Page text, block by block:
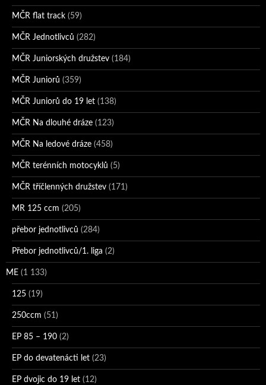
MČR flat track (59)
MČR Jednotlivců (282)
MČR Juniorských družstev (184)
MČR Juniorů (359)
MČR Juniorů do 19 let (138)
MČR Na dlouhé dráze (123)
MČR Na ledové dráze (458)
MČR terénních motocyklů (5)
MČR tříčlenných družstev (171)
MR 125 ccm (205)
přebor jednotlivců (284)
Přebor jednotlivců/1. liga (2)
ME (1 133)
125 (19)
250ccm (51)
EP 85 – 190 (2)
EP do devatenácti let (23)
EP dvojic do 19 let (12)